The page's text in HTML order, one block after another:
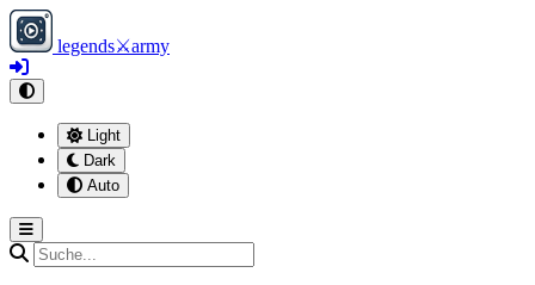
legends⚔army
Light
Dark
Auto